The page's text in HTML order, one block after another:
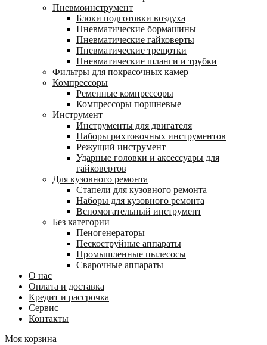
Пневмоинструмент
Блоки подготовки воздуха
Пневматические бормашины
Пневматические гайковерты
Пневматические трещотки
Пневматические шланги и трубки
Фильтры для покрасочных камер
Компрессоры
Ременные компрессоры
Компрессоры поршневые
Инструмент
Инструменты для двигателя
Наборы рихтовочных инструментов
Режущий инструмент
Ударные головки и аксессуары для
гайковертов
Для кузовного ремонта
Стапели для кузовного ремонта
Наборы для кузовного ремонта
Вспомогательный инструмент
Без категории
Пеногенераторы
Пескоструйные аппараты
Промышленные пылесосы
Сварочные аппараты
О нас
Оплата и доставка
Кредит и рассрочка
Сервис
Контакты
Моя корзина